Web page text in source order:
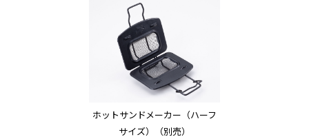
ホットサンドメーカー（ハーフ
サイズ）（別売）